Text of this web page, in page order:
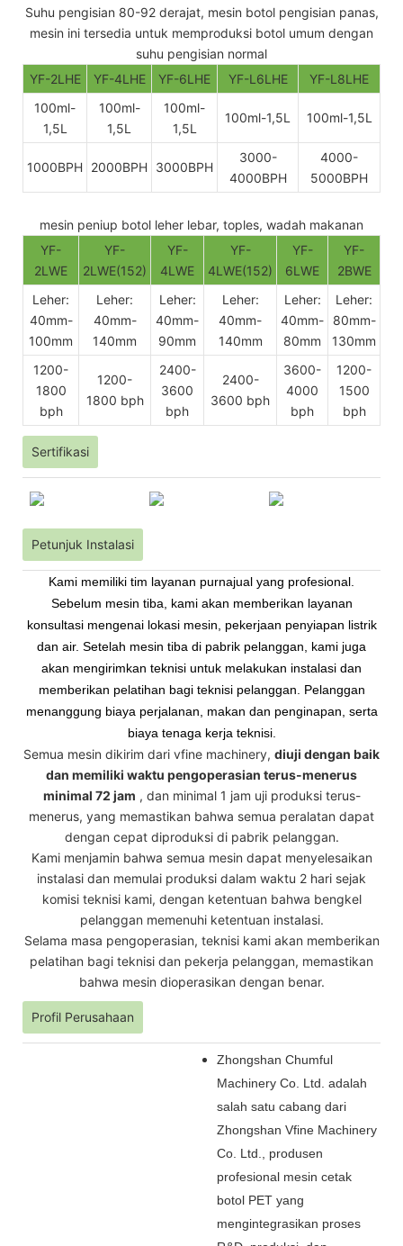
Suhu pengisian 80-92 derajat, mesin botol pengisian panas,
mesin ini tersedia untuk memproduksi botol umum dengan
suhu pengisian normal
YF-2LHE
YF-4LHE YF-6LHE YF-L6LHE
YF-L8LHE
100ml-
1,5L
100ml-
1,5L
100ml-
1,5L
100ml-1,5L 100ml-1,5L
1000BPH 2000BPH 3000BPH
3000-
4000BPH
4000-
5000BPH
mesin peniup botol leher lebar, toples, wadah makanan
YF-
2LWE
YF-
2LWE(152)
YF-
4LWE
YF-
4LWE(152)
YF-
6LWE
YF-
2BWE
Leher:
40mm-
100mm
Leher:
40mm-
140mm
Leher:
40mm-
90mm
Leher:
40mm-
140mm
Leher:
40mm-
80mm
Leher:
80mm-
130mm
1200-
1800
bph
1200-
1800 bph
2400-
3600
bph
2400-
3600 bph
3600-
4000
bph
1200-
1500
bph
Sertifikasi
Petunjuk Instalasi
Kami memiliki tim layanan purnajual yang profesional.
Sebelum mesin tiba, kami akan memberikan layanan
konsultasi mengenai lokasi mesin, pekerjaan penyiapan listrik
dan air. Setelah mesin tiba di pabrik pelanggan, kami juga
akan mengirimkan teknisi untuk melakukan instalasi dan
memberikan pelatihan bagi teknisi pelanggan. Pelanggan
menanggung biaya perjalanan, makan dan penginapan, serta
biaya tenaga kerja teknisi.
Semua mesin dikirim dari vfine machinery, diuji dengan baik
dan memiliki waktu pengoperasian terus-menerus
minimal 72 jam , dan minimal 1 jam uji produksi terus-
menerus, yang memastikan bahwa semua peralatan dapat
dengan cepat diproduksi di pabrik pelanggan.
Kami menjamin bahwa semua mesin dapat menyelesaikan
instalasi dan memulai produksi dalam waktu 2 hari sejak
komisi teknisi kami, dengan ketentuan bahwa bengkel
pelanggan memenuhi ketentuan instalasi.
Selama masa pengoperasian, teknisi kami akan memberikan
pelatihan bagi teknisi dan pekerja pelanggan, memastikan
bahwa mesin dioperasikan dengan benar.
Profil Perusahaan
Zhongshan Chumful
Machinery Co. Ltd. adalah
salah satu cabang dari
Zhongshan Vfine Machinery
Co. Ltd., produsen
profesional mesin cetak
botol PET yang
mengintegrasikan proses